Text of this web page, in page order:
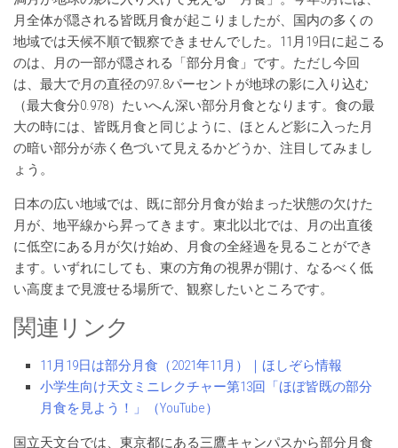
月全体が隠される皆既月食が起こりましたが、国内の多くの
地域では天候不順で観察できませんでした。11月19日に起こる
のは、月の一部が隠される「部分月食」です。ただし今回
は、最大で月の直径の97.8パーセントが地球の影に入り込む
（最大食分0.978）たいへん深い部分月食となります。食の最
大の時には、皆既月食と同じように、ほとんど影に入った月
の暗い部分が赤く色づいて見えるかどうか、注目してみまし
ょう。
日本の広い地域では、既に部分月食が始まった状態の欠けた
月が、地平線から昇ってきます。東北以北では、月の出直後
に低空にある月が欠け始め、月食の全経過を見ることができ
ます。いずれにしても、東の方角の視界が開け、なるべく低
い高度まで見渡せる場所で、観察したいところです。
関連リンク
11月19日は部分月食（2021年11月）｜ほしぞら情報
小学生向け天文ミニレクチャー第13回「ほぼ皆既の部分
月食を見よう！」（YouTube）
国立天文台では、東京都にある三鷹キャンパスから部分月食